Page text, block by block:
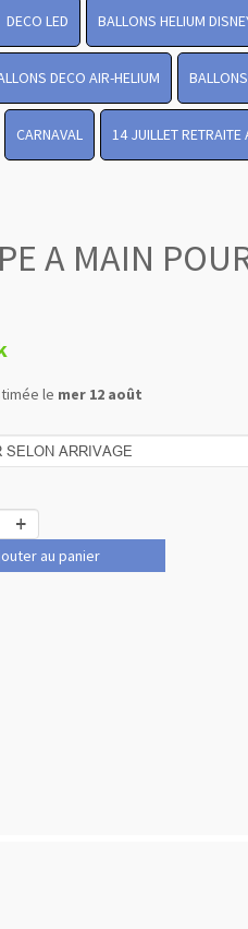
DECO LED BALLONS HELIUM
DECO AIR-HELIUM
CARNAVAL 14 JUILLET RETRAITE
A MAIN
le mer 12 août
+
au panier